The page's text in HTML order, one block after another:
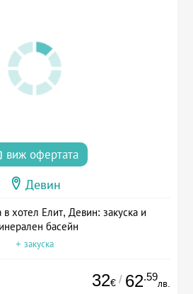
виж офертата
Девин
в хотел Елит, Девин: закуска и
басейн
+ закуска
32€ / 62.59
лв.